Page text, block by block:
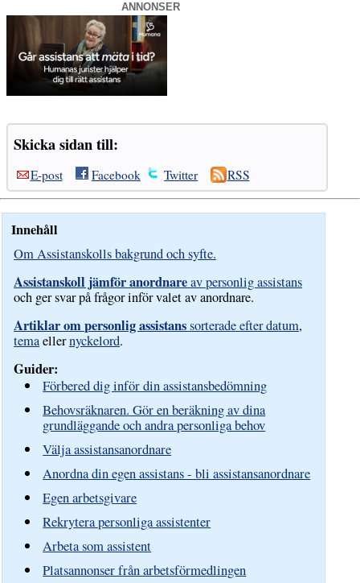
ANNONSER
Skicka sidan till:
E-post Facebook Twitter RSS
Innehåll
Om Assistanskolls bakgrund och syfte.
Assistanskoll jämför anordnareav personlig assistans
och ger svar på frågor inför valet av anordnare.
Artiklar om personlig assistanssorterade efter datum,
temaellernyckelord.
Guider:
Förbered dig inför din assistansbedömning
Behovsräknaren. Gör en beräkning av dina
grundläggande och andra personliga behov
Välja assistansanordnare
Anordna din egen assistans - bli assistansanordnare
Egen arbetsgivare
Rekrytera personliga assistenter
Arbeta som assistent
Platsannonser från arbetsförmedlingen